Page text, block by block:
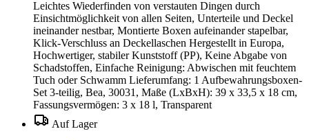
Leichtes Wiederfinden von verstauten Dingen durch
Einsichtmöglichkeit von allen Seiten, Unterteile und Deckel
ineinander nestbar, Montierte Boxen aufeinander stapelbar,
Klick-Verschluss an Deckellaschen Hergestellt in Europa,
Hochwertiger, stabiler Kunststoff (PP), Keine Abgabe von
Schadstoffen, Einfache Reinigung: Abwischen mit feuchtem
Tuch oder Schwamm Lieferumfang: 1 Aufbewahrungsboxen-
Set 3-teilig, Bea, 30031, Maße (LxBxH): 39 x 33,5 x 18 cm,
Fassungsvermögen: 3 x 18 l, Transparent
Auf Lager